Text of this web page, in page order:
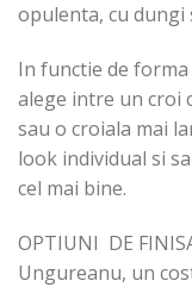
opulenta, cu dungi
In functie de
alege intre un croi
sau o croiala mai
look individual si
cel mai bine.
OPTIUNI DE
Ungureanu, un